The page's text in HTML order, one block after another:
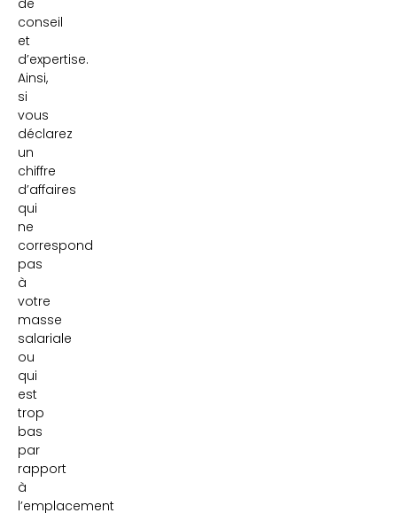
de
conseil
et
d’expertise.
Ainsi,
si
vous
déclarez
un
chiffre
d’affaires
qui
ne
correspond
pas
à
votre
masse
salariale
ou
qui
est
trop
bas
par
rapport
à
l’emplacement